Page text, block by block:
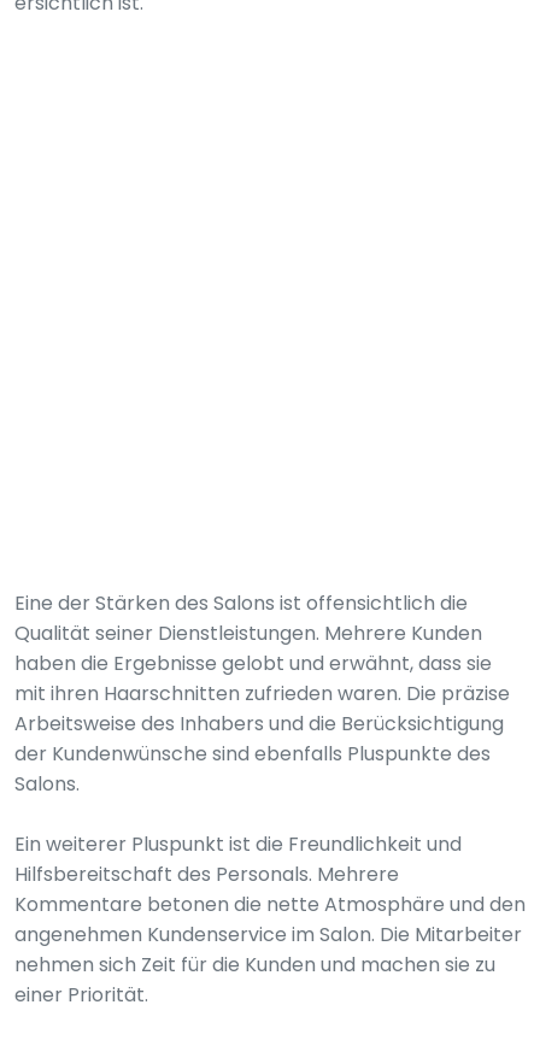
Eine der Stärken des Salons ist offensichtlich die
Qualität seiner Dienstleistungen. Mehrere Kunden
haben die Ergebnisse gelobt und erwähnt, dass sie
mit ihren Haarschnitten zufrieden waren. Die präzise
Arbeitsweise des Inhabers und die Berücksichtigung
der Kundenwünsche sind ebenfalls Pluspunkte des
Salons.
Ein weiterer Pluspunkt ist die Freundlichkeit und
Hilfsbereitschaft des Personals. Mehrere
Kommentare betonen die nette Atmosphäre und den
angenehmen Kundenservice im Salon. Die Mitarbeiter
nehmen sich Zeit für die Kunden und machen sie zu
einer Priorität.